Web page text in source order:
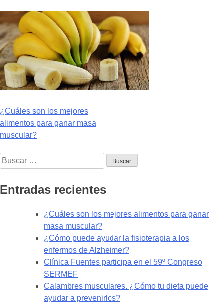
Navegación
de
¿Cuáles son los mejores
alimentos para ganar masa
muscular?
Buscar:
Entradas recientes
¿Cuáles son los mejores alimentos para ganar
masa muscular?
¿Cómo puede ayudar la fisioterapia a los
enfermos de Alzheimer?
Clínica Fuentes participa en el 59º Congreso
SERMEF
Calambres musculares. ¿Cómo tu dieta puede
ayudar a prevenirlos?